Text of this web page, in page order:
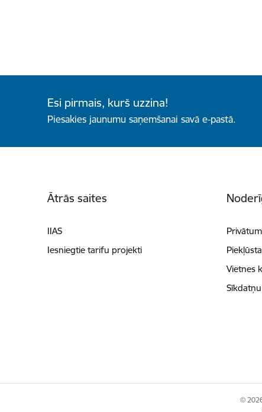
Esi pirmais, kurš uzzina!
Piesakies jaunumu saņemšanai savā e-pastā.
Ātrās saites
IIAS
Iesniegtie tarifu projekti
Vietnes
©